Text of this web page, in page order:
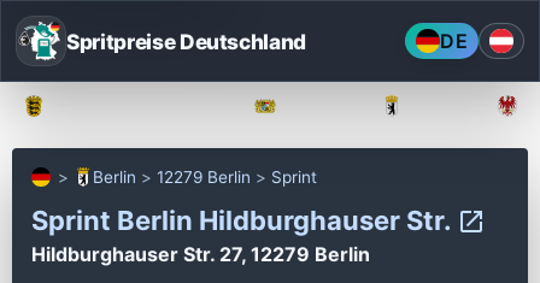
Spritpreise Deutschland DE
Berlin 12279 Berlin Sprint
Sprint Berlin Hildburghauser Str.
Hildburghauser Str. 27, 12279 Berlin